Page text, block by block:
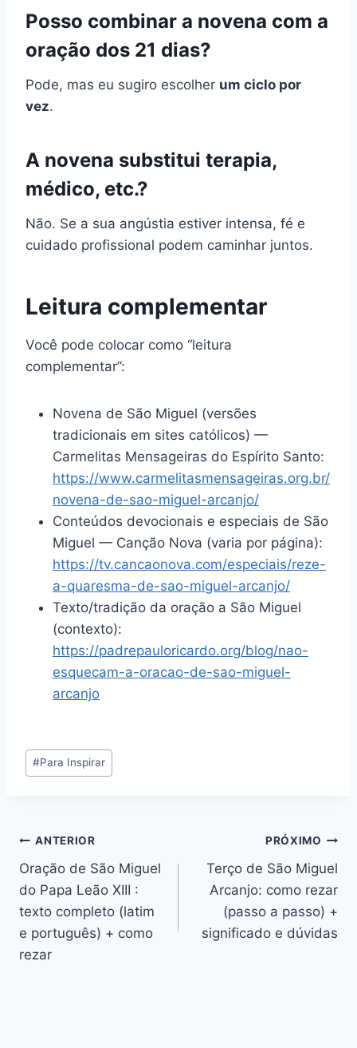
Posso combinar a novena com a
oração dos 21 dias?
Pode, mas eu sugiro escolher um ciclo por
vez.
A novena substitui terapia,
médico, etc.?
Não. Se a sua angústia estiver intensa, fé e
cuidado profissional podem caminhar juntos.
Leitura complementar
Você pode colocar como “leitura
complementar”:
Novena de São Miguel (versões
tradicionais em sites católicos) —
Carmelitas Mensageiras do Espírito Santo:
https://www.carmelitasmensageiras.org.br/
novena-de-sao-miguel-arcanjo/
Conteúdos devocionais e especiais de São
Miguel — Canção Nova (varia por página):
https://tv.cancaonova.com/especiais/reze-
a-quaresma-de-sao-miguel-arcanjo/
Texto/tradição da oração a São Miguel
(contexto):
https://padrepauloricardo.org/blog/nao-
esquecam-a-oracao-de-sao-miguel-
arcanjo
Tags
do
#Para Inspirar
Navegação
de
Post
ANTERIOR
Oração de São Miguel
do Papa Leão XIII :
texto completo (latim
e português) + como
rezar
PRÓXIMO
Terço de São Miguel
Arcanjo: como rezar
(passo a passo) +
significado e dúvidas